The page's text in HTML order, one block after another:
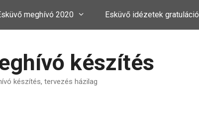
meghívó 2020 Esküvő idézetek gratuláció
készítés
készítés, tervezés házilag